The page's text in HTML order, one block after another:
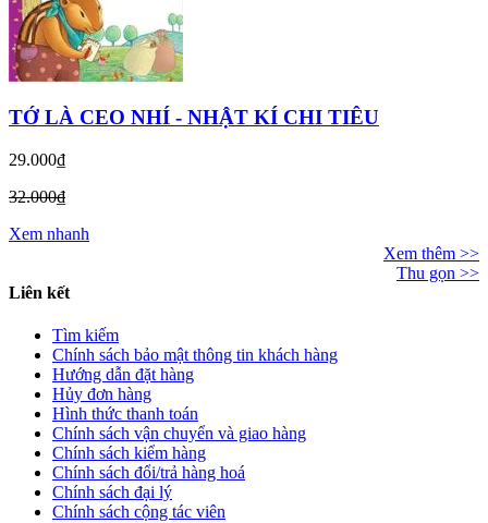
TỚ LÀ CEO NHÍ - NHẬT KÍ CHI TIÊU
29.000₫
32.000₫
Xem nhanh
Xem thêm >>
Thu gọn >>
Liên kết
Tìm kiếm
Chính sách bảo mật thông tin khách hàng
Hướng dẫn đặt hàng
Hủy đơn hàng
Hình thức thanh toán
Chính sách vận chuyển và giao hàng
Chính sách kiểm hàng
Chính sách đổi/trả hàng hoá
Chính sách đại lý
Chính sách cộng tác viên